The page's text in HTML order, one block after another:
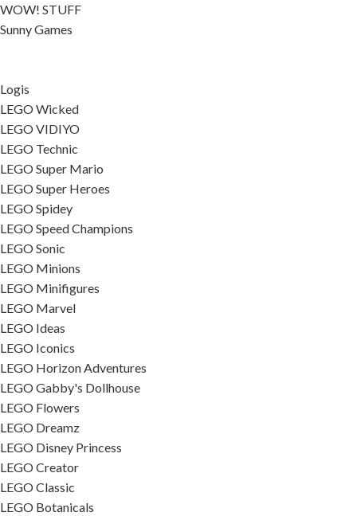
WOW! STUFF
Sunny Games
Logis
LEGO Wicked
LEGO VIDIYO
LEGO Technic
LEGO Super Mario
LEGO Super Heroes
LEGO Spidey
LEGO Speed Champions
LEGO Sonic
LEGO Minions
LEGO Minifigures
LEGO Marvel
LEGO Ideas
LEGO Iconics
LEGO Horizon Adventures
LEGO Gabby's Dollhouse
LEGO Flowers
LEGO Dreamz
LEGO Disney Princess
LEGO Creator
LEGO Classic
LEGO Botanicals